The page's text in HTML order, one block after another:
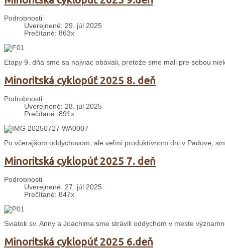
Podrobnosti
Uverejnené: 29. júl 2025
Prečítané: 863x
Etapy 9. dňa sme sa najviac obávali, pretože sme mali pre sebou
Minoritská cyklopúť 2025 8. deň
Podrobnosti
Uverejnené: 28. júl 2025
Prečítané: 891x
Po včerajšom oddychovom, ale veľmi produktívnom dni v Padove,
Minoritská cyklopúť 2025 7. deň
Podrobnosti
Uverejnené: 27. júl 2025
Prečítané: 847x
Sviatok sv. Anny a Joachima sme strávili oddychom v meste
Minoritská cyklopúť 2025 6.deň